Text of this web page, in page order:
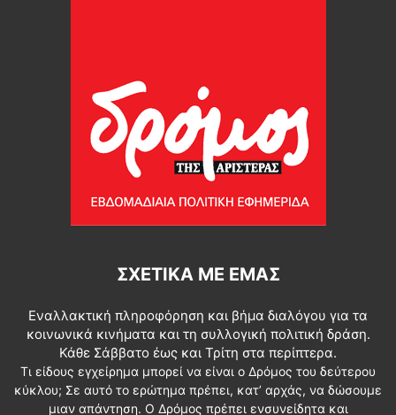
ΣΧΕΤΙΚΆ ΜΕ ΕΜΆΣ
Εναλλακτική πληροφόρηση και βήμα διαλόγου για τα
κοινωνικά κινήματα και τη συλλογική πολιτική δράση.
Κάθε Σάββατο έως και Τρίτη στα περίπτερα.
Τι είδους εγχείρημα μπορεί να είναι ο Δρόμος του δεύτερου
κύκλου; Σε αυτό το ερώτημα πρέπει, κατ’ αρχάς, να δώσουμε
μιαν απάντηση. Ο Δρόμος πρέπει ενσυνείδητα και